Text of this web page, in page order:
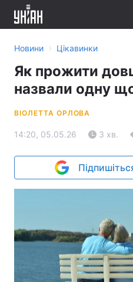
Новини › Цікавинки
Як прожити
назвали одну
ВІОЛЕТТА ОРЛОВА
14:20, 05.05.26 3 хв.